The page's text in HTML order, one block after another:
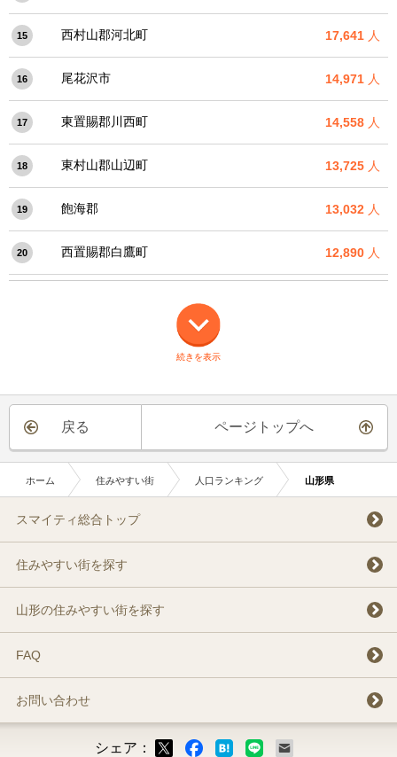
15 西村山郡河北町 17,641 人
16 尾花沢市 14,971 人
17 東置賜郡川西町 14,558 人
18 東村山郡山辺町 13,725 人
19 飽海郡 13,032 人
20 西置賜郡白鷹町 12,890 人
続きを表示
戻る ページトップへ
ホーム 住みやすい街 人口ランキング 山形県
スマイティ総合トップ
住みやすい街を探す
山形の住みやすい街を探す
FAQ
お問い合わせ
シェア：